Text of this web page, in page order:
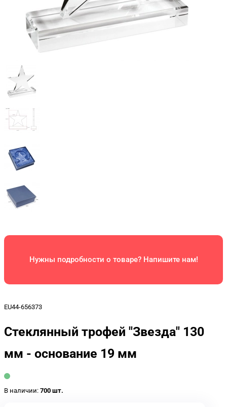
Нужны подробности о товаре? Напишите нам!
EU44-656373
Стеклянный трофей "Звезда" 130
мм - основание 19 мм
В наличии: 700 шт.